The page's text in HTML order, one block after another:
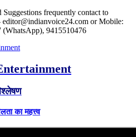
Suggestions frequently contact to
or Mobile:
(WhatsApp), 9415510476
का महत्त्व